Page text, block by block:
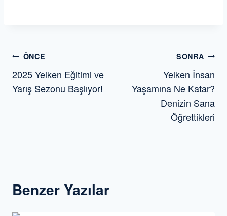
Yazı
gezinmesi
ÖNCE
2025 Yelken Eğitimi ve
Yarış Sezonu Başlıyor!
SONRA
Yelken İnsan
Yaşamına Ne Katar?
Denizin Sana
Öğrettikleri
Benzer Yazılar